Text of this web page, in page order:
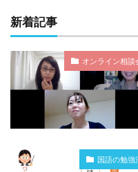
新着記事
オンライン相談
国語の勉強